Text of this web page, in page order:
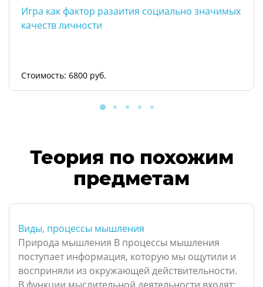
Игра как фактор разаития социально значимых
качеств личности
Стоимость: 6800 руб.
Теория по похожим
предметам
Виды, процессы мышления
Природа мышления В процессы мышления
поступает информация, которую мы ощутили и
восприняли из окружающей действительности.